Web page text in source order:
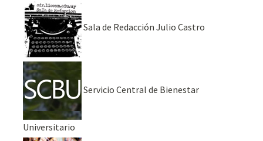
Sala de Redacción Julio Castro
Servicio Central de Bienestar
Universitario